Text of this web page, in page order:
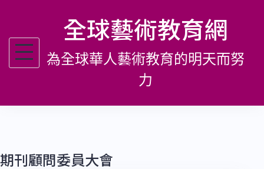
主
全球藝術教育網
為全球華人藝術教育的明天而努
力
期刊顧問委員大會